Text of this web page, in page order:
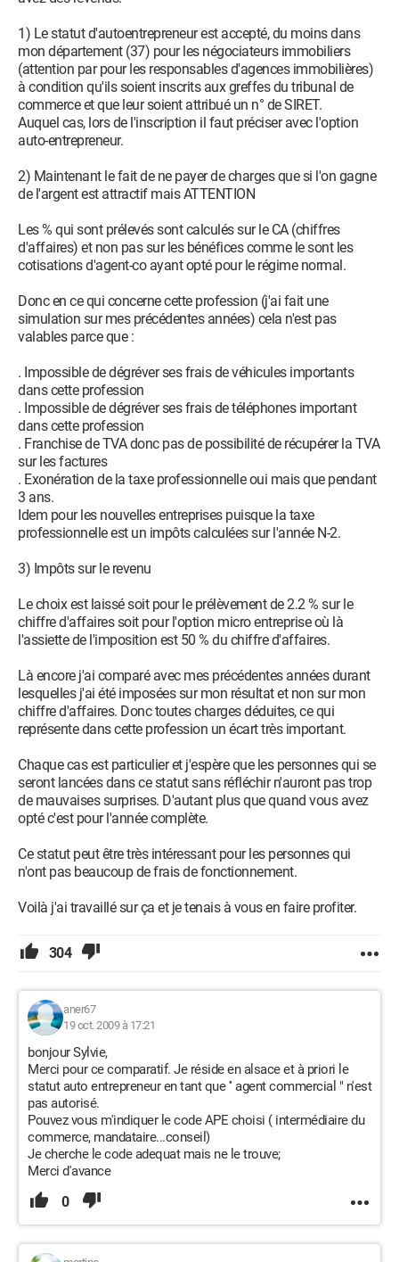
1) Le statut d'autoentrepreneur est accepté, du moins dans
mon département (37) pour les négociateurs immobiliers
(attention par pour les responsables d'agences immobilières)
à condition qu'ils soient inscrits aux greffes du tribunal de
commerce et que leur soient attribué un n° de SIRET.
Auquel cas, lors de l'inscription il faut préciser avec l'option
auto-entrepreneur.
2) Maintenant le fait de ne payer de charges que si l'on gagne
de l'argent est attractif mais ATTENTION
Les % qui sont prélevés sont calculés sur le CA (chiffres
d'affaires) et non pas sur les bénéfices comme le sont les
cotisations d'agent-co ayant opté pour le régime normal.
Donc en ce qui concerne cette profession (j'ai fait une
simulation sur mes précédentes années) cela n'est pas
valables parce que :
. Impossible de dégréver ses frais de véhicules importants
dans cette profession
. Impossible de dégréver ses frais de téléphones important
dans cette profession
. Franchise de TVA donc pas de possibilité de récupérer la TVA
sur les factures
. Exonération de la taxe professionnelle oui mais que pendant
3 ans.
Idem pour les nouvelles entreprises puisque la taxe
professionnelle est un impôts calculées sur l'année N-2.
3) Impôts sur le revenu
Le choix est laissé soit pour le prélèvement de 2.2 % sur le
chiffre d'affaires soit pour l'option micro entreprise où là
l'assiette de l'imposition est 50 % du chiffre d'affaires.
Là encore j'ai comparé avec mes précédentes années durant
lesquelles j'ai été imposées sur mon résultat et non sur mon
chiffre d'affaires. Donc toutes charges déduites, ce qui
représente dans cette profession un écart très important.
Chaque cas est particulier et j'espère que les personnes qui se
seront lancées dans ce statut sans réfléchir n'auront pas trop
de mauvaises surprises. D'autant plus que quand vous avez
opté c'est pour l'année complète.
Ce statut peut être très intéressant pour les personnes qui
n'ont pas beaucoup de frais de fonctionnement.
Voilà j'ai travaillé sur ça et je tenais à vous en faire profiter.
304
aner67
19 oct. 2009 à 17:21
bonjour Sylvie,
Merci pour ce comparatif. Je réside en alsace et à priori le
statut auto entrepreneur en tant que '' agent commercial " n'est
pas autorisé.
Pouvez vous m'indiquer le code APE choisi ( intermédiaire du
commerce, mandataire...conseil)
Je cherche le code adequat mais ne le trouve;
Merci d'avance
0